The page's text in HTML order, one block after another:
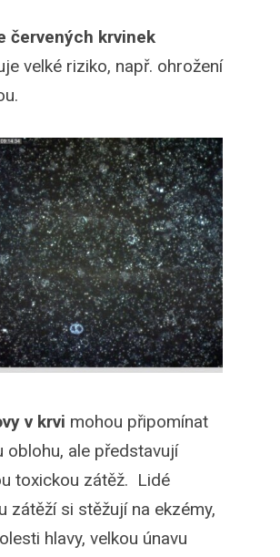
červených krvinek
velké riziko, např. ohrožení
v krvi mohou připomínat
oblohu, ale představují
toxickou zátěž. Lidé
zátěží si stěžují na ekzémy,
hlavy, velkou únavu